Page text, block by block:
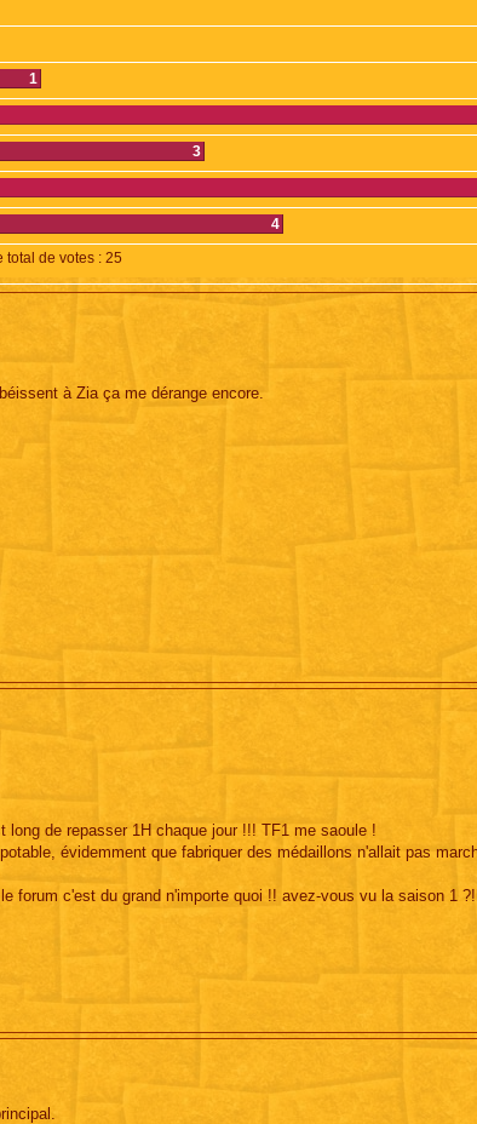
1
3
4
total de votes : 25
à Zia ça me dérange encore.
de repasser 1H chaque jour !!! TF1 me saoule !
évidemment que fabriquer des médaillons n'allait pas
forum c'est du grand n'importe quoi !! avez-vous vu la saison 1